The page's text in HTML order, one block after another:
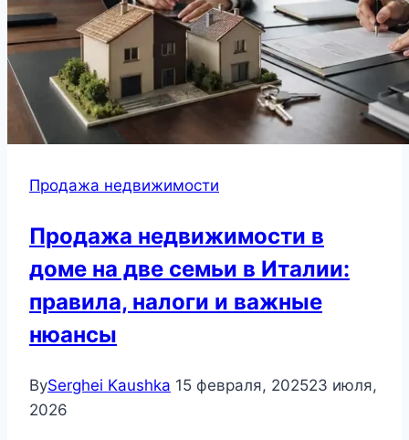
Продажа недвижимости
Продажа недвижимости в
доме на две семьи в Италии:
правила, налоги и важные
нюансы
BySerghei Kaushka 15 февраля, 202523 июля,
2026